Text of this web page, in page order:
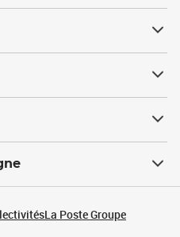
La Poste Groupe